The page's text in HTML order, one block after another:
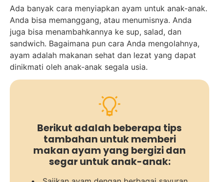
Ada banyak cara menyiapkan ayam untuk anak-anak.
Anda bisa memanggang, atau menumisnya. Anda
juga bisa menambahkannya ke sup, salad, dan
sandwich. Bagaimana pun cara Anda mengolahnya,
ayam adalah makanan sehat dan lezat yang dapat
dinikmati oleh anak-anak segala usia.
Berikut adalah beberapa tips
tambahan untuk memberi
makan ayam yang bergizi dan
segar untuk anak-anak: